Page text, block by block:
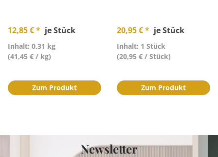
12,85 € * je Stück
Inhalt: 0,31 kg
(41,45 € / kg)
Zum Produkt
20,95 € * je Stück
Inhalt: 1 Stück
(20,95 € / Stück)
Zum Produkt
Newsletter